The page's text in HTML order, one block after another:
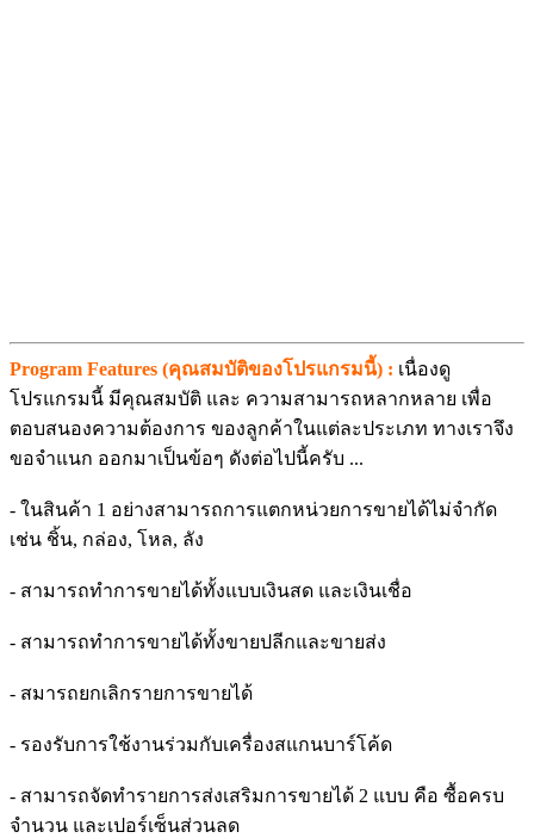
Program Features (คุณสมบัติของโปรแกรมนี้) : เนื่องดู
โปรแกรมนี้ มีคุณสมบัติ และ ความสามารถหลากหลาย เพื่อ
ตอบสนองความต้องการ ของลูกค้าในแต่ละประเภท ทางเราจึง
ขอจำแนก ออกมาเป็นข้อๆ ดังต่อไปนี้ครับ ...
- ในสินค้า 1 อย่างสามารถการแตกหน่วยการขายได้ไม่จำกัด
เช่น ชิ้น, กล่อง, โหล, ลัง
- สามารถทำการขายได้ทั้งแบบเงินสด และเงินเชื่อ
- สามารถทำการขายได้ทั้งขายปลีกและขายส่ง
- สมารถยกเลิกรายการขายได้
- รองรับการใช้งานร่วมกับเครื่องสแกนบาร์โค้ด
- สามารถจัดทำรายการส่งเสริมการขายได้ 2 แบบ คือ ซื้อครบ
จำนวน และเปอร์เซ็นส่วนลด